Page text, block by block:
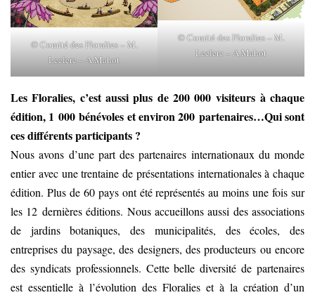
© Comité des Floralies – M.
Leclerc – A.Mahot
© Comité des Floralies – M.
Leclerc – A.Mahot
Les Floralies, c’est aussi plus de 200 000 visiteurs à chaque
édition, 1 000 bénévoles et environ 200 partenaires…Qui sont
ces différents participants ?
Nous avons d’une part des partenaires internationaux du monde
entier avec une trentaine de présentations internationales à chaque
édition. Plus de 60 pays ont été représentés au moins une fois sur
les 12 dernières éditions. Nous accueillons aussi des associations
de jardins botaniques, des municipalités, des écoles, des
entreprises du paysage, des designers, des producteurs ou encore
des syndicats professionnels. Cette belle diversité de partenaires
est essentielle à l’évolution des Floralies et à la création d’un